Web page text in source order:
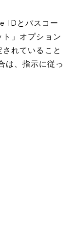
IDとパスコー
ト」オプション
れていること
は、指示に従っ